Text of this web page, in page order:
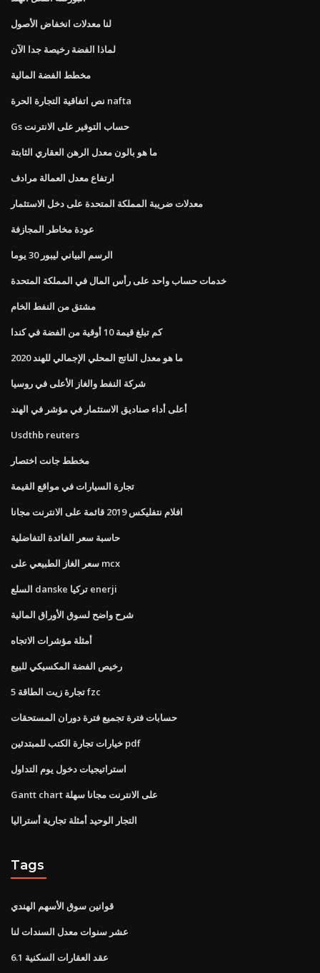
لنا معدلات انخفاض الأصول
لماذا الفضة رخيصة جدا الآن
مخطط الفضة المالية
نص اتفاقية التجارة الحرة nafta
Gs حساب التوفير على الانترنت
ما هو بالون معدل الرهن العقاري الثابتة
ارتفاع معدل العمالة مرادف
معدلات ضريبة المملكة المتحدة على دخل الاستثمار
عودة مخاطر المجازفة
الرسم البياني ليبور 30 ​​يوما
خدمات حساب واحد على رأس المال في المملكة المتحدة
مشتق من النفط الخام
كم تبلغ قيمة 10 أوقية من الفضة في كندا
ما هو معدل الناتج المحلي الإجمالي للهند 2020
شركة النفط والغاز الأعلى في روسيا
أعلى أداء صناديق الاستثمار في مؤشر في الهند
Usdthb reuters
مخطط جانت اختصار
تجارة السيارات في مواقع القيمة
افلام نتفليكس 2019 قائمة على الانترنت مجانا
حاسبة سعر الفائدة التفاضلية
سعر الغاز الطبيعي على mcx
السلع danske تركيا enerji
شرح واضح لسوق الأوراق المالية
أمثلة مؤشرات الاتجاه
رخيص الفضة المكسيكي للبيع
5 تجارة زيت الطاقة fzc
حسابات فترة تجميع فترة دوران المستحقات
خيارات تجارة الكتب للمبتدئين pdf
استراتيجيات دخول يوم التداول
Gantt chart على الانترنت مجانا سهلة
التجار الوحيد أمثلة تجارية أستراليا
Tags
قوانين سوق الأسهم الهندي
عشر سنوات معدل السندات لنا
عقد العقارات السكنية 6.1